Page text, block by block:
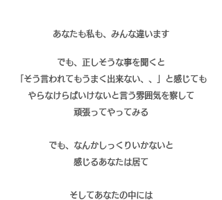
あなたも私も、みんな違います
でも、正しそうな事を聞くと
「そう言われてもうまく出来ない、、」と感じても
やらなけらばいけないと言う雰囲気を察して
頑張ってやってみる
でも、なんかしっくりいかないと
感じるあなたは居て
そしてあなたの中には